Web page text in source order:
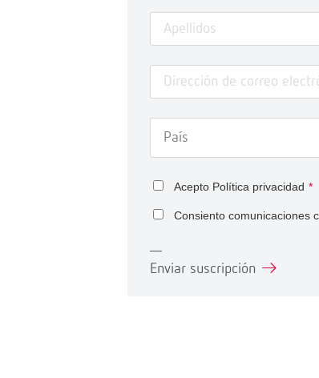
*
Acepto Política privacidad
Consiento comunicaciones
Enviar suscripción